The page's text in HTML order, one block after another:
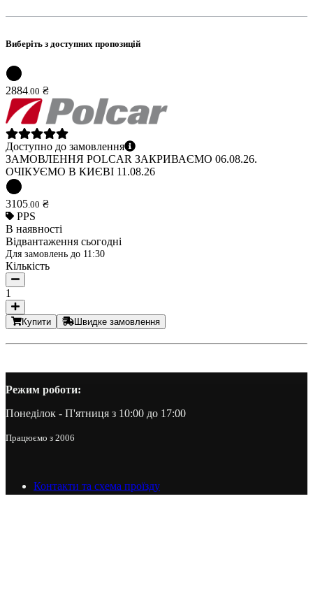
Виберіть з доступних пропозицій
2884 00 ₴
Доступно до замовлення
ЗАМОВЛЕННЯ POLCAR ЗАКРИВАЄМО 06.08.26.
ОЧІКУЄМО В КИЄВІ 11.08.26
3105 00 ₴
PPS
В наявності
Відвантаження сьогодні
Для замовлень до 11:30
Кількість
1
Купити Швидке замовлення
Режим роботи:
Понеділок - П'ятниця з 10:00 до 17:00
Працюємо з 2006
Контакти та схема проїзду
Оплата і доставка